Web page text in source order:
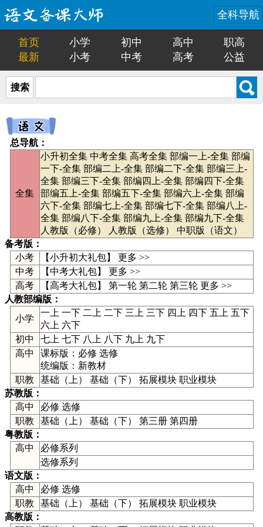
全科导航
首页 小学 初中 高中
职高
最新
小考 中考 高考 公益
搜索
总导航：
全集
小升初全集 中考全集 高考全集 部编一上-全集 部编
一下-全集 部编二上-全集 部编二下-全集 部编三上-
全集 部编三下-全集 部编四上-全集 部编四下-全集
部编五上-全集 部编五下-全集 部编六上-全集 部编
六下-全集 部编七上-全集 部编七下-全集 部编八上-
全集 部编八下-全集 部编九上-全集 部编九下-全集
人教版（必修）
人教版（选修）
中职版（语文）
备考版：
小考
【小升初大礼包】 更多 >>
中考
【中考大礼包】 更多 >>
高考
【高考大礼包】 第一轮 第二轮 第三轮 更多 >>
人教部编版 ：
小学
一上 一下 二上 二下 三上 三下 四上 四下 五上 五下
六上 六下
初中
七上 七下 八上 八下 九上 九下
高中
课标版： 必修 选修
统编版： 新教材
职教
基础（上） 基础（下） 拓展模块 职业模块
苏教版 ：
高中
必修 选修
职教
基础（上） 基础（下） 第三册 第四册
粤教版 ：
高中
必修系列
选修系列
语文版 ：
高中
必修 选修
职教
基础（上） 基础（下） 拓展模块 职业模块
高教版 ：